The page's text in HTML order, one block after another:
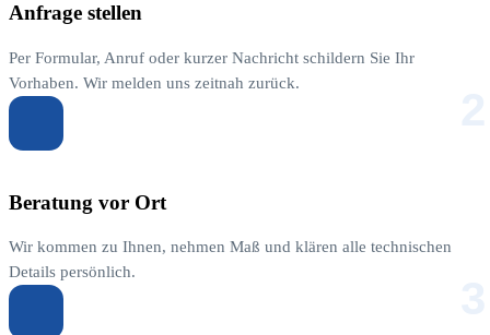
Anfrage stellen
Per Formular, Anruf oder kurzer Nachricht schildern Sie Ihr
Vorhaben. Wir melden uns zeitnah zurück.
Beratung vor Ort
Wir kommen zu Ihnen, nehmen Maß und klären alle technischen
Details persönlich.